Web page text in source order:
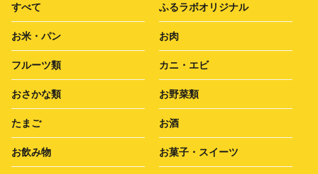
すべて ふるラボオリジナル
お米・パン お肉
フルーツ類 カニ・エビ
おさかな類 お野菜類
たまご お酒
お飲み物 お菓子・スイーツ